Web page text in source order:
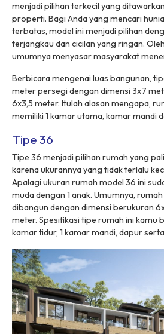
menjadi pilihan terkecil yang
properti. Bagi Anda yang mencari
terbatas, model ini menjadi pilihan
terjangkau dan cicilan yang ringan.
umumnya menyasar masyarakat
Berbicara mengenai luas bangunan,
meter persegi dengan dimensi 3x7
6x3,5 meter. Itulah alasan mengapa,
memiliki 1 kamar utama, kamar mandi
Tipe 36
Tipe 36 menjadi pilihan rumah yang
karena ukurannya yang tidak terlalu
Apalagi ukuran rumah model 36 ini
muda dengan 1 anak. Umumnya,
dibangun dengan dimensi berukuran
meter. Spesifikasi tipe rumah ini kamu
kamar tidur, 1 kamar mandi, dapur